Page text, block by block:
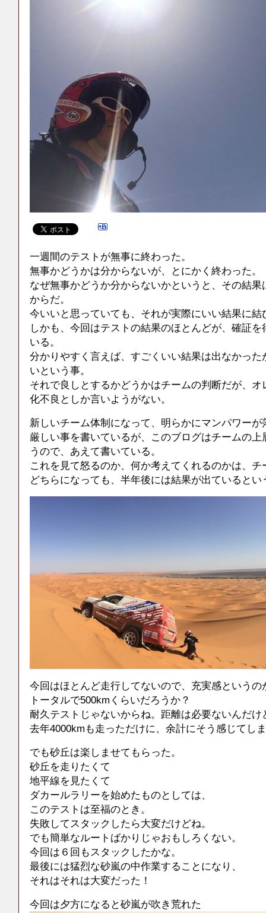
一週間のテストが無事に終わった。
無事かどうかは分からないが、とにかく終わった。
なぜ無事かどうか分からないかというと、その結
からだ。
今いいと思っていても、それが実際にいい結果に
しかも、今回はテストの結果のほとんどが、確証
いる。
分かりやすく言えば、すごくいい結果は出なかっ
いという事。
それで良しとするかどうかはチームの判断だが、
化不良としか言いようがない。
新しいチーム体制になって、明らかにマンパワーが
厳しい事を書いているが、このブログはチームの
うので、あえて書いている。
これを見て怒るのか、何か考えてくれるのかは、チ
どちらになっても、半年後には結果が出ているとい
今回はほとんど走行してないので、充実感というの
トータルで500kmくらいだろうか？
耐久テストじゃないからね。距離は必要ないんだけ
去年4000kmも走っただけに、余計にそう感じてし
でも砂丘は楽しませてもらった。
砂丘を走りたくて
地平線を見たくて
ダカールラリーを始めたものとしては、
このテストは至福のとき。
失敗してスタックしたら大変だけどね。
でも簡単なルートばかりじゃおもしろくない。
今回は６回もスタックしたかな。
最後には猛烈な砂嵐の中作業することになり、
それはそれは大変だった！
今回は夕方になると砂嵐が吹き荒れた